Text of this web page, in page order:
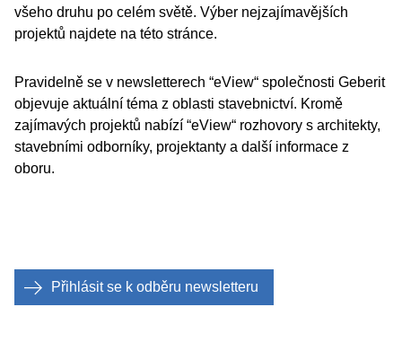
všeho druhu po celém světě. Výber nejzajímavějších
projektů najdete na této stránce.
Pravidelně se v newsletterech “eView“ společnosti Geberit
objevuje aktuální téma z oblasti stavebnictví. Kromě
zajímavých projektů nabízí “eView“ rozhovory s architekty,
stavebními odborníky, projektanty a další informace z
oboru.
Přihlásit se k odběru newsletteru